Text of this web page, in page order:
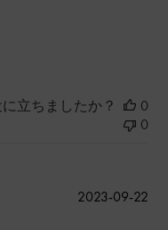
立ちましたか？
0
0
公
2023-09-22